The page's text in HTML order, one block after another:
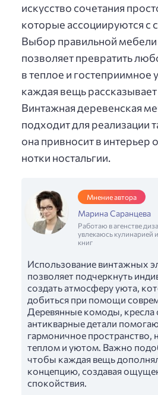
искусство сочетания
которые ассоциируются с
Выбор правильной мебели
позволяет превратить
в теплое и гостеприимное
каждая вещь
Винтажная деревенская
подходит для реализации
она привносит в
нотки ностальгии.
Мнение автора
Марина Саранцева
Работаю в агенстве
увлекаюсь кулинарией
книг
Использование винтажных
позволяет подчеркнуть
создать атмосферу уюта,
добиться при помощи
Деревянные комоды, кресла
антикварные детали
гармоничное пространство,
теплом и уютом. Важно
чтобы каждая вещь
концепцию, создавая
спокойствия.